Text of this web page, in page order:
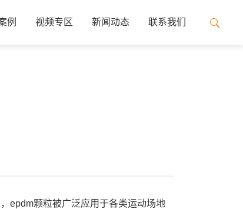
例 视频专区 新闻动态 联系我们
epdm颗粒被广泛应用于各类运动场地